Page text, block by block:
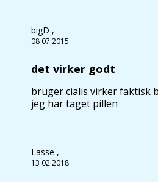
bigD ,
08 07 2015
det virker godt
bruger cialis virker faktisk
jeg har taget pillen
Lasse ,
13 02 2018